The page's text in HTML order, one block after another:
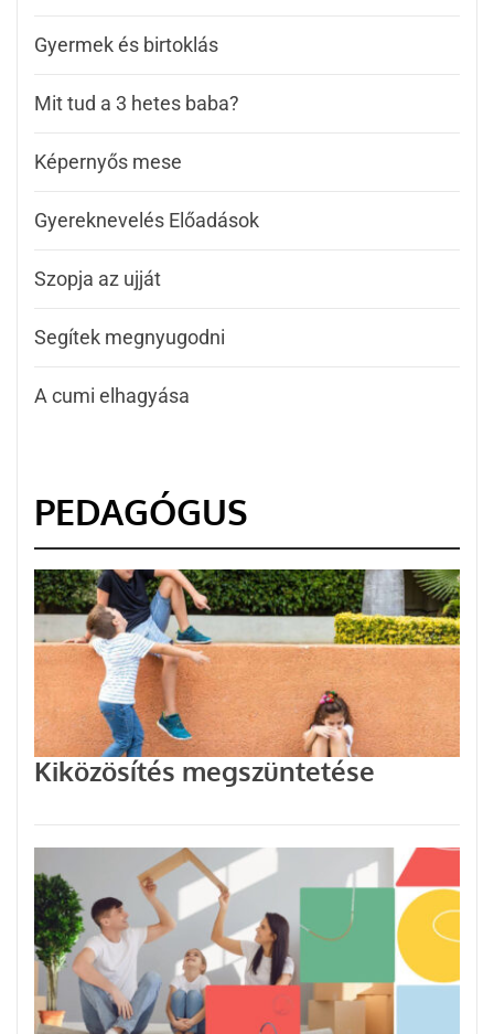
Gyermek és birtoklás
Mit tud a 3 hetes baba?
Képernyős mese
Gyereknevelés Előadások
Szopja az ujját
Segítek megnyugodni
A cumi elhagyása
PEDAGÓGUS
Kiközösítés megszüntetése